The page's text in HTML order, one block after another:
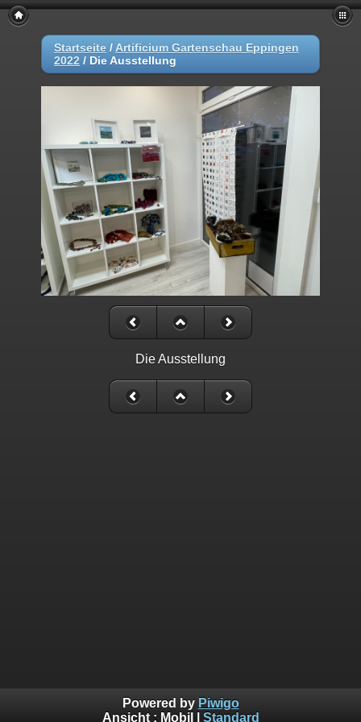
Startseite / Artificium Gartenschau Eppingen
2022 / Die Ausstellung
Die Ausstellung
Powered by Piwigo
Ansicht : Mobil Standard